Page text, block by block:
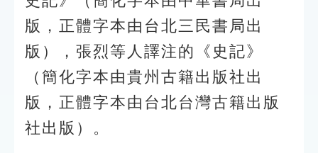
版，正體字本由台北三民書局出
版），張烈等人譯注的《史記》
（簡化字本由貴州古籍出版社出
版，正體字本由台北台灣古籍出版
社出版）。